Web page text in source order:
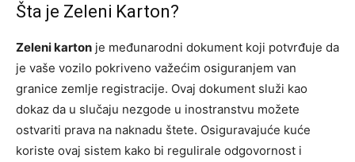
Šta je Zeleni Karton?
Zeleni karton je međunarodni dokument koji potvrđuje da
je vaše vozilo pokriveno važećim osiguranjem van
granice zemlje registracije. Ovaj dokument služi kao
dokaz da u slučaju nezgode u inostranstvu možete
ostvariti prava na naknadu štete. Osiguravajuće kuće
koriste ovaj sistem kako bi regulirale odgovornost i